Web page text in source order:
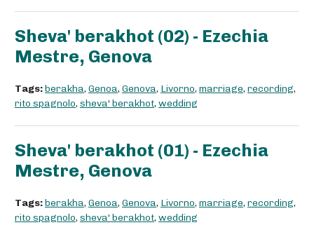
Sheva' berakhot (02) - Ezechia
Mestre, Genova
Tags:berakha, Genoa, Genova, Livorno, marriage, recording,
rito spagnolo, sheva' berakhot, wedding
Sheva' berakhot (01) - Ezechia
Mestre, Genova
Tags:berakha, Genoa, Genova, Livorno, marriage, recording,
rito spagnolo, sheva' berakhot, wedding